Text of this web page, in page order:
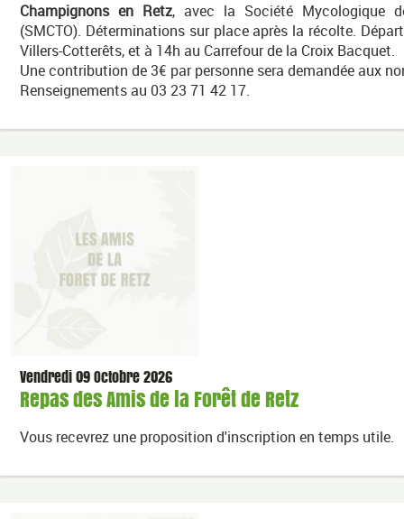
Champignons en Retz, avec la Société Mycologique
(SMCTO). Déterminations sur place après la récolte.
Villers-Cotterêts, et à 14h au Carrefour de la Croix Bacquet.
Une contribution de 3€ par personne sera demandée aux
Renseignements au 03 23 71 42 17.
Vendredi 09 Octobre 2026
Repas des Amis de la Forêt de Retz
Vous recevrez une proposition d'inscription en temps utile.